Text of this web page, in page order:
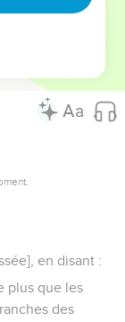
aurez vu leur
que je
en disant :
plus que les
des